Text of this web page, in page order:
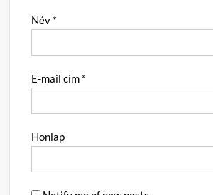
Név *
E-mail cím *
Honlap